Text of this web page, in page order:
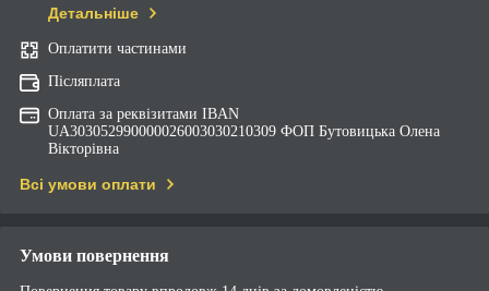
Детальніше
Оплатити частинами
Післяплата
Оплата за реквізитами IBAN
UA303052990000026003030210309 ФОП Бутовицька Олена
Вікторівна
Всі умови оплати
Умови повернення